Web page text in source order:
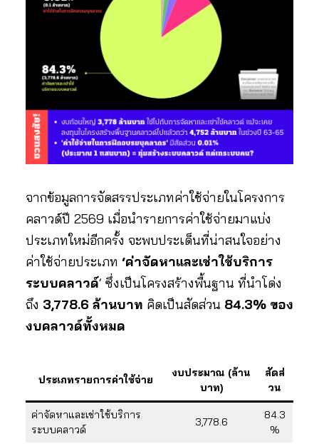
จากข้อมูลการจัดสรรประเภทค่าใช้จ่ายในโครงการ
คลาวด์ปี 2569 เมื่อนำรายการค่าใช้จ่ายมาแบ่ง
ประเภทใหม่อีกครั้ง จะพบประเด็นที่น่าสนใจอย่าง
ค่าใช้จ่ายประเภท ‘ค่าจัดหาและเช่าใช้บริการ
ระบบคลาวด์‘ ซึ่งเป็นโครงสร้างพื้นฐาน ที่นำโด่ง
ถึง 3,778.6 ล้านบาท คิดเป็นสัดส่วน 84.3% ของ
งบคลาวด์ทั้งหมด
ประเภทรายการค่าใช้จ่าย
งบประมาณ (ล้าน
บาท)
สัดส่
วน
ค่าจัดหาและเช่าใช้บริการ
ระบบคลาวด์
3,778.6
84.3
%